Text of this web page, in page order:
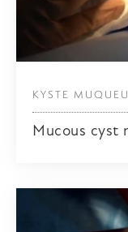
Mucous cyst
KYSTE